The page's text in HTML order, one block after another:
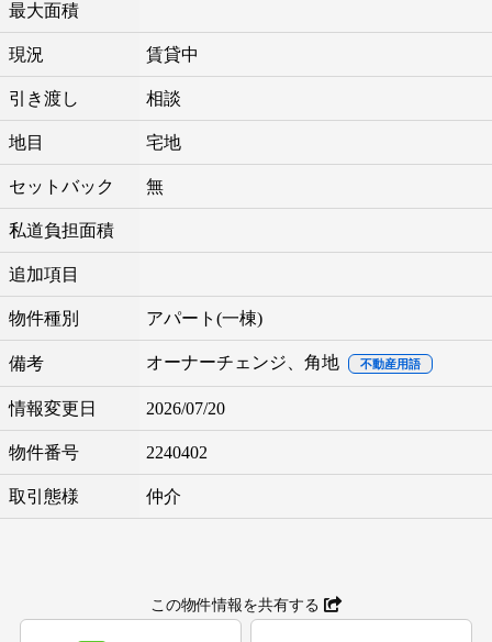
最大面積
現況 賃貸中
引き渡し 相談
地目 宅地
セットバック 無
私道負担面積
追加項目
物件種別 アパート(一棟)
備考 オーナーチェンジ、角地 不動産用語
情報変更日 2026/07/20
物件番号 2240402
取引態様 仲介
この物件情報を共有する